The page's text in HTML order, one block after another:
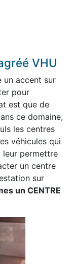
VHU
un accent sur
pour
est que de
ce domaine,
les centres
véhicules qui
leur permettre
un centre
sur
un CENTRE